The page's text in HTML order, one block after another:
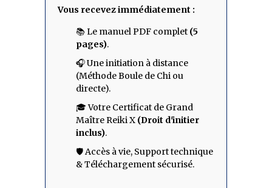
Vous recevez immédiatement :
📚 Le manuel PDF complet (5
pages).
🎧 Une initiation à distance
(Méthode Boule de Chi ou
directe).
🎓 Votre Certificat de Grand
Maître Reiki X (Droit d'initier
inclus).
🛡️ Accès à vie, Support technique
& Téléchargement sécurisé.